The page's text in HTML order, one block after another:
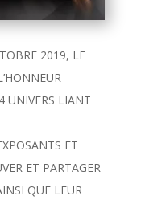
2019, LE
UNIVERS LIANT
ET
ET PARTAGER
QUE LEUR